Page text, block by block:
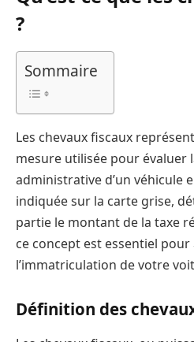
?
Sommaire
Les chevaux fiscaux
mesure utilisée pour évaluer
administrative d’un véhicule
indiquée sur la carte grise,
partie le montant de la taxe
ce concept est essentiel
l’immatriculation de votre
Définition des